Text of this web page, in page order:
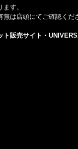
す。
は店頭にてご確認くだ
販売サイト・